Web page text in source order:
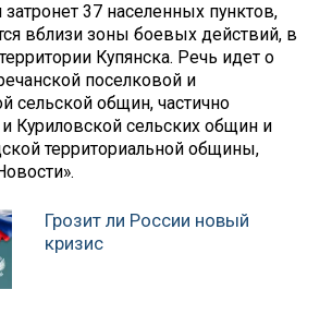
затронет 37 населенных пунктов,
вблизи зоны боевых действий, в
Купянска. Речь идет о
поселковой и
сельской общин, частично
Куриловской сельских общин и
территориальной общины,
Грозит ли России новый
кризис